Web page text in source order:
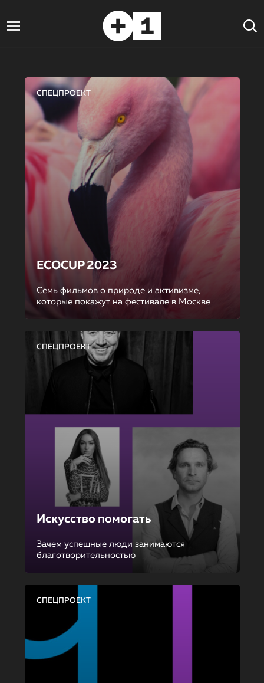
СПЕЦПРОЕКТ
ECOCUP 2023
Семь фильмов о природе и активизме,
которые покажут на фестивале в Москве
СПЕЦПРОЕКТ
Искусство помогать
Зачем успешные люди занимаются
благотворительностью
СПЕЦПРОЕКТ